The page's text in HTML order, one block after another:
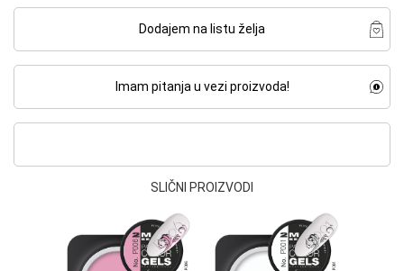
Dodajem na listu želja
Imam pitanja u vezi proizvoda!
SLIČNI PROIZVODI